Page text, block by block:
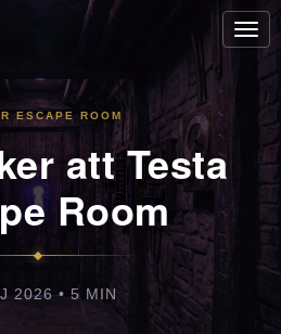
ESCAPE ROOM
att Testa
Room
2026 • 5 MIN